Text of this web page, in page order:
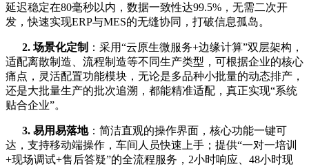
延迟稳定在80毫秒以内，数据一致性达99.5%，无需二次开
发，快速实现ERP与MES的无缝协同，打破信息孤岛。
2. 场景化定制 ：采用“云原生微服务+边缘计算”双层架构，
适配离散制造、流程制造等不同生产类型，可根据企业的核心
痛点，灵活配置功能模块，无论是多品种小批量的动态排产，
还是大批量生产的批次追溯，都能精准适配，真正实现“系统
贴合企业”。
3. 易用易落地：简洁直观的操作界面，核心功能一键可
达，支持移动端操作，车间人员快速上手；提供“一对一培训
+现场调试+售后答疑”的全流程服务，2小时响应、48小时现